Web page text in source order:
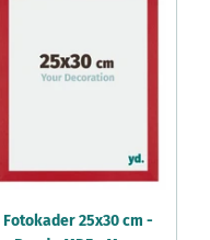
Fotokader 25x30 cm -